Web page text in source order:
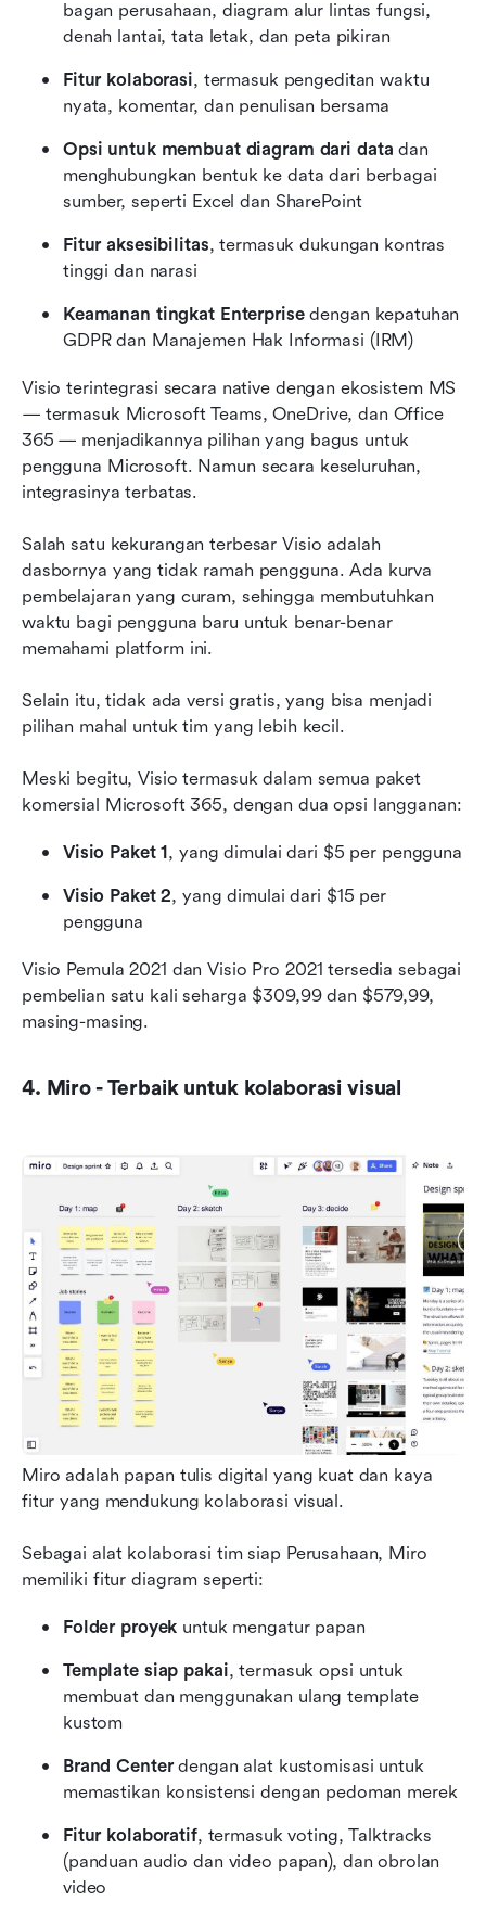
bagan perusahaan, diagram alur lintas fungsi,
denah lantai, tata letak, dan peta pikiran
Fitur kolaborasi, termasuk pengeditan waktu
nyata, komentar, dan penulisan bersama
Opsi untuk membuat diagram dari data dan
menghubungkan bentuk ke data dari berbagai
sumber, seperti Excel dan SharePoint
Fitur aksesibilitas, termasuk dukungan kontras
tinggi dan narasi
Keamanan tingkat Enterprise dengan kepatuhan
GDPR dan Manajemen Hak Informasi (IRM)
Visio terintegrasi secara native dengan ekosistem MS
— termasuk Microsoft Teams, OneDrive, dan Office
365 — menjadikannya pilihan yang bagus untuk
pengguna Microsoft. Namun secara keseluruhan,
integrasinya terbatas.
Salah satu kekurangan terbesar Visio adalah
dasbornya yang tidak ramah pengguna. Ada kurva
pembelajaran yang curam, sehingga membutuhkan
waktu bagi pengguna baru untuk benar-benar
memahami platform ini.
Selain itu, tidak ada versi gratis, yang bisa menjadi
pilihan mahal untuk tim yang lebih kecil.
Meski begitu, Visio termasuk dalam semua paket
komersial Microsoft 365, dengan dua opsi langganan:
Visio Paket 1 , yang dimulai dari $5 per pengguna
Visio Paket 2, yang dimulai dari $15 per
pengguna
Visio Pemula 2021 dan Visio Pro 2021 tersedia sebagai
pembelian satu kali seharga $309,99 dan $579,99,
masing-masing.
4. Miro - Terbaik untuk kolaborasi visual
Miro adalah papan tulis digital yang kuat dan kaya
fitur yang mendukung kolaborasi visual.
Sebagai alat kolaborasi tim siap Perusahaan, Miro
memiliki fitur diagram seperti:
Folder proyek untuk mengatur papan
Template siap pakai, termasuk opsi untuk
membuat dan menggunakan ulang template
kustom
Brand Center dengan alat kustomisasi untuk
memastikan konsistensi dengan pedoman merek
Fitur kolaboratif, termasuk voting, Talktracks
(panduan audio dan video papan), dan obrolan
video